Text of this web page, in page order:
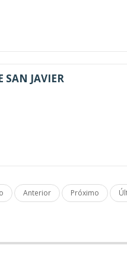
SAN JAVIER
Anterior Próximo